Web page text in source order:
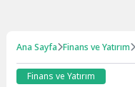
Ana Sayfa Finans ve Yatırım
Finans ve Yatırım